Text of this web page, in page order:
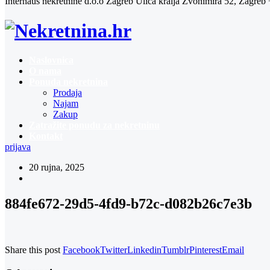
Prodaja
Najam
Zakup
prijava
20 rujna, 2025
884fe672-29d5-4fd9-b72c-d082b26c7e3b
Share this post FacebookTwitterLinkedinTumblrPinterestEmail